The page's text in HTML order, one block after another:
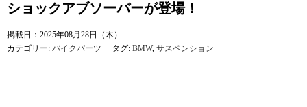
ショックアブソーバーが登場！
掲載日：2025年08月28日（木）
カテゴリー: バイクパーツ タグ: BMW, サスペンション